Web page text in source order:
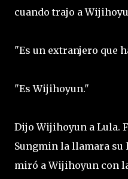
cuando trajo a
"Es un extranjero que
"Es Wijihoyun."
Dijo Wijihoyun a Lula.
Sungmin la llamara su
miró a Wijihoyun con